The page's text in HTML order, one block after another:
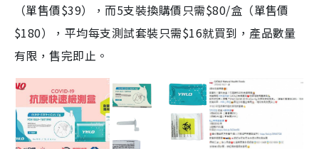
（單售價$39），而5支裝換購價只需$80/盒（單售價
$180），平均每支測試套裝只需$16就買到，產品數量
有限，售完即止。